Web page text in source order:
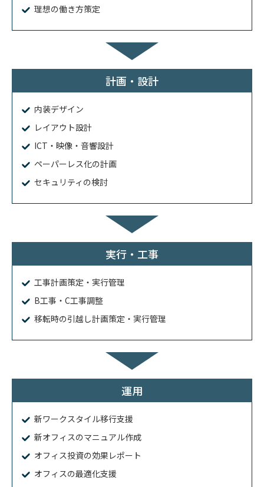
理想の働き方策定
計画・設計
内装デザイン
レイアウト設計
ICT・映像・音響設計
ペーパーレス化の計画
セキュリティの検討
実行・工事
工事計画策定・実行管理
B工事・C工事調整
移転時の引越し計画策定・実行管理
運用
新ワークスタイル移行支援
新オフィスのマニュアル作成
オフィス投資の効果レポート
オフィスの最適化支援